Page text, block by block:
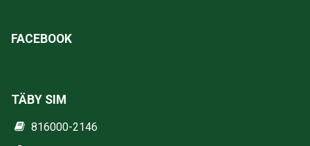
FACEBOOK
TÄBY SIM
816000-2146